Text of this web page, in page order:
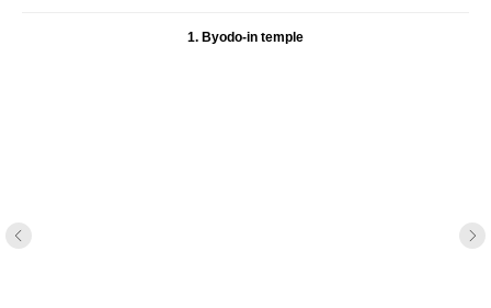
1. Byodo-in temple